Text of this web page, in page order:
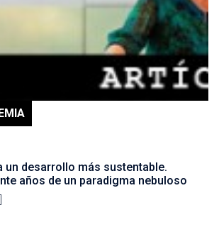
un desarrollo más sustentable.
años de un paradigma nebuloso